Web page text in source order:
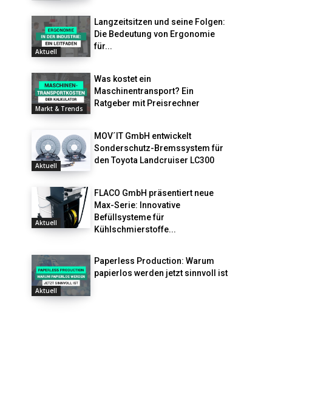
Aktuell
Langzeitsitzen und seine Folgen:
Die Bedeutung von Ergonomie
für...
Markt & Trends
Was kostet ein
Maschinentransport? Ein
Ratgeber mit Preisrechner
Aktuell
MOV´IT GmbH entwickelt
Sonderschutz-Bremssystem für
den Toyota Landcruiser LC300
Aktuell
FLACO GmbH präsentiert neue
Max-Serie: Innovative
Befüllsysteme für
Kühlschmierstoffe...
Aktuell
Paperless Production: Warum
papierlos werden jetzt sinnvoll ist